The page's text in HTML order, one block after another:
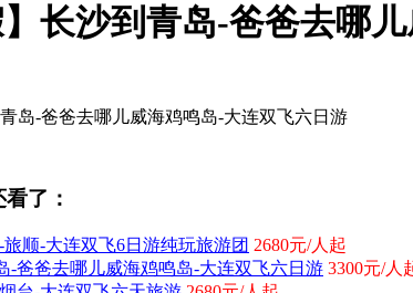
】长沙到青岛-爸爸去哪
了：
顺-大连双飞6日游纯玩旅游团 2680元/人起
-爸爸去哪儿威海鸡鸣岛-大连双飞六日游 3300元/人